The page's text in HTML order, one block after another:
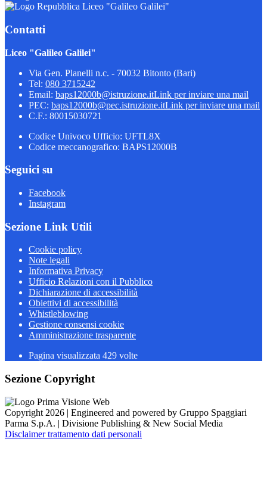
Liceo "Galileo Galilei"
Contatti
Liceo "Galileo Galilei"
Via Gen. Planelli n.c. - 70032 Bitonto (Bari)
Tel: 080 3715242
Email: baps12000b@istruzione.itLink per inviare una mail
PEC: baps12000b@pec.istruzione.itLink per inviare una mail
C.F.: 80015030721
Codice Univoco Ufficio: UFTL8X
Codice meccanografico: BAPS12000B
Seguici su
Facebook
Instagram
Sezione Link Utili
Cookie policy
Note legali
Informativa Privacy
Ufficio Relazioni con il Pubblico
Dichiarazione di accessibilità
Obiettivi di accessibilità
Whistleblowing
Gestione consensi cookie
Amministrazione trasparente
Pagina visualizzata 429 volte
Sezione Copyright
Copyright 2026 | Engineered and powered by Gruppo Spaggiari
Parma S.p.A. | Divisione Publishing & New Social Media
Disclaimer trattamento dati personali